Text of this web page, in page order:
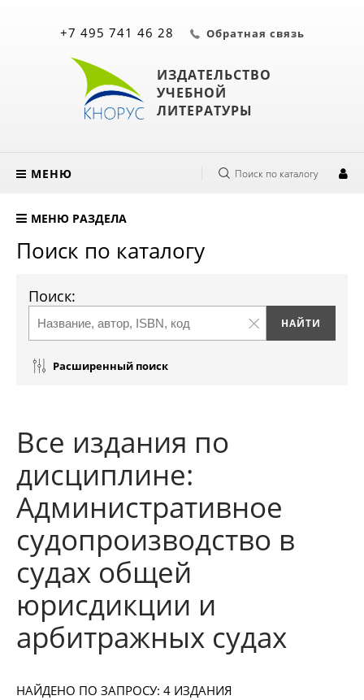
ИЗДАТЕЛЬСТВО
УЧЕБНОЙ
ЛИТЕРАТУРЫ
+7 495 741 46 28 Обратная связь
МЕНЮ Поиск по каталогу
МЕНЮ РАЗДЕЛА
Поиск по каталогу
Поиск:
Расширенный поиск
Все издания по
дисциплине:
Административное
судопроизводство в
судах общей
юрисдикции и
арбитражных судах
НАЙДЕНО ПО ЗАПРОСУ: 4 ИЗДАНИЯ